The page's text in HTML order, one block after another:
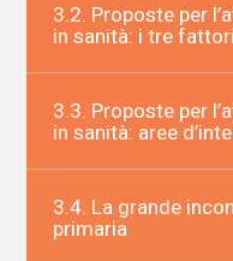
3.2. Proposte per
in sanità: i tre
3.3. Proposte per
in sanità: aree
3.4. La grande
primaria